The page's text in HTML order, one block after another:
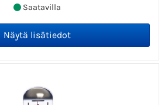
Saatavilla